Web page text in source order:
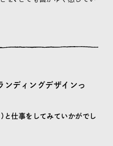
ンディングデザインっ
と仕事をしてみていかがでし